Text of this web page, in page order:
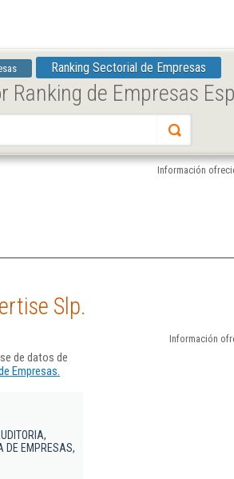
Ranking Sectorial de Empresas
de Empresas
Información
Slp.
Información
de datos de
Empresas.
DE EMPRESAS,